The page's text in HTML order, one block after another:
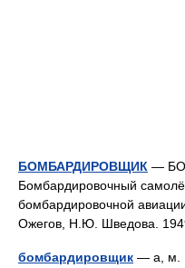
БОМБАРДИРОВЩИК —
Бомбардировочный
бомбардировочной
Ожегов, Н.Ю. Шведова.
бомбардировщик — а, м.